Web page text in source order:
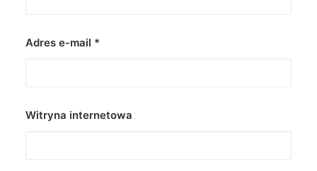
Adres e-mail *
Witryna internetowa